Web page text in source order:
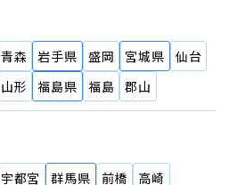
青森 岩手県 盛岡 宮城県
仙台
山形 福島県 福島 郡山
宇都宮 群馬県 前橋
高崎